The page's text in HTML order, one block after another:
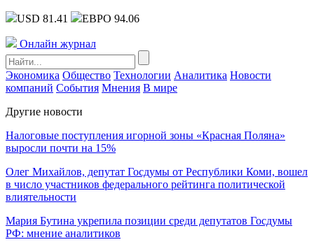
USD 81.41 ЕВРО 94.06
Онлайн журнал
Экономика Общество Технологии Аналитика Новости
компаний События Мнения В мире
Другие новости
Налоговые поступления игорной зоны «Красная Поляна»
выросли почти на 15%
Олег Михайлов, депутат Госдумы от Республики Коми, вошел
в число участников федерального рейтинга политической
влиятельности
Мария Бутина укрепила позиции среди депутатов Госдумы
РФ: мнение аналитиков